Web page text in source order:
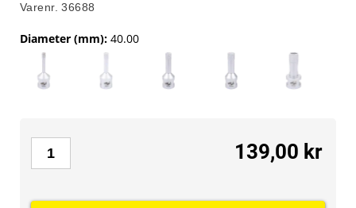
Varenr. 36688
Diameter (mm): 40.00
139,00 kr